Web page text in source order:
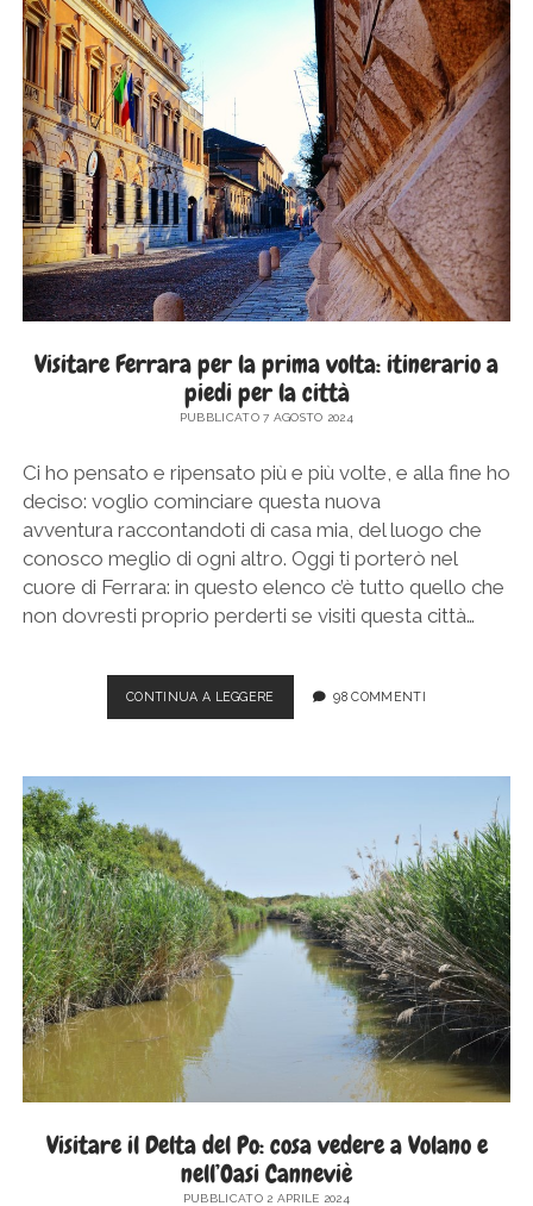
VIAGGIO
TRA
STORIA
NATURA
Visitare Ferrara per la prima volta: itinerario a
piedi per la città
PUBBLICATO 7 AGOSTO 2024
Ci ho pensato e ripensato più e più volte, e alla fine ho
deciso: voglio cominciare questa nuova
avventura raccontandoti di casa mia, del luogo che
conosco meglio di ogni altro. Oggi ti porterò nel
cuore di Ferrara: in questo elenco c’è tutto quello che
non dovresti proprio perderti se visiti questa città…
CONTINUA A LEGGERE VISITARE
FERRARA
PER
LA
CITTÀ
98 COMMENTI
Visitare il Delta del Po: cosa vedere a Volano e
nell’Oasi Canneviè
PUBBLICATO 2 APRILE 2024